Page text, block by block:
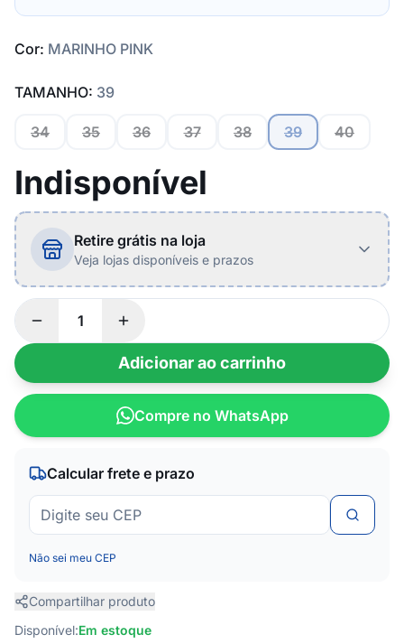
Cor: MARINHO PINK
TAMANHO: 39
34 35 36 37 38 39 40
Indisponível
Retire grátis na loja
Veja lojas disponíveis e prazos
Adicionar ao carrinho
Compre no WhatsApp
Calcular frete e prazo
Não sei meu CEP
Compartilhar produto
Disponível:Em estoque